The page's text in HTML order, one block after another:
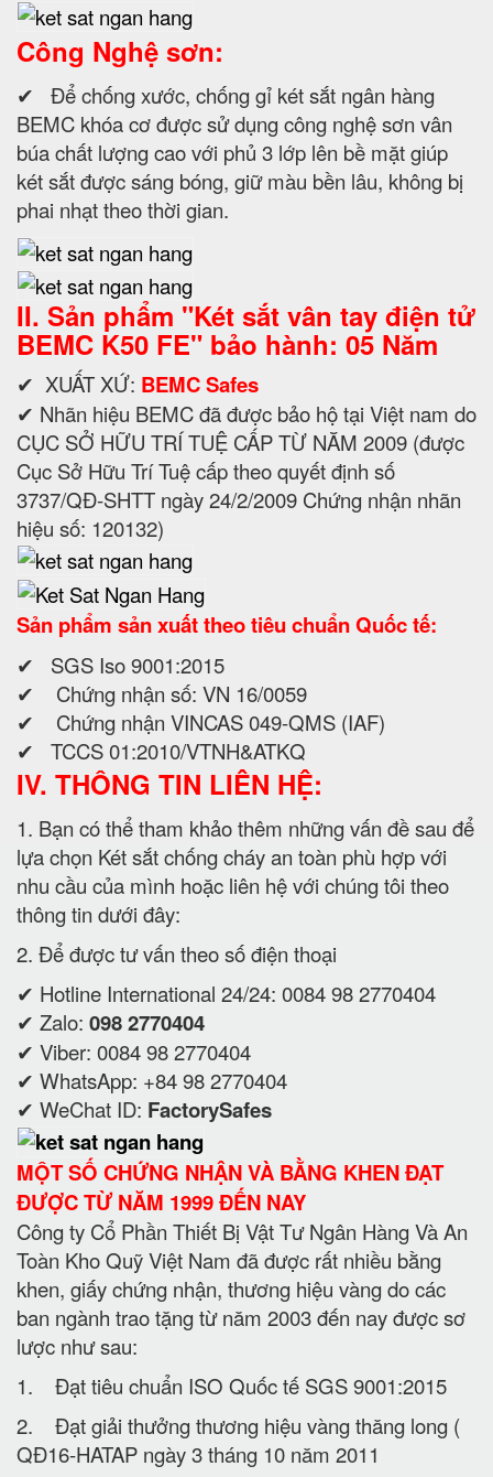
Công Nghệ sơn:
✔ Để chống xước, chống gỉ két sắt ngân hàng
BEMC khóa cơ được sử dụng công nghệ sơn vân
búa chất lượng cao với phủ 3 lớp lên bề mặt giúp
két sắt được sáng bóng, giữ màu bền lâu, không bị
phai nhạt theo thời gian.
II. Sản phẩm "Két sắt vân tay điện tử
BEMC K50 FE" bảo hành: 05 Năm
✔ XUẤT XỨ: BEMC Safes
✔ Nhãn hiệu BEMC đã được bảo hộ tại Việt nam do
CỤC SỞ HỮU TRÍ TUỆ CẤP TỪ NĂM 2009 (được
Cục Sở Hữu Trí Tuệ cấp theo quyết định số
3737/QĐ-SHTT ngày 24/2/2009 Chứng nhận nhãn
hiệu số: 120132)
Sản phẩm sản xuất theo tiêu chuẩn Quốc tế:
✔ SGS Iso 9001:2015
✔ Chứng nhận số: VN 16/0059
✔ Chứng nhận VINCAS 049-QMS (IAF)
✔ TCCS 01:2010/VTNH&ATKQ
IV. THÔNG TIN LIÊN HỆ:
1. Bạn có thể tham khảo thêm những vấn đề sau để
lựa chọn Két sắt chống cháy an toàn phù hợp với
nhu cầu của mình hoặc liên hệ với chúng tôi theo
thông tin dưới đây:
2. Để được tư vấn theo số điện thoại
✔ Hotline International 24/24: 0084 98 2770404
✔ Zalo: 098 2770404
✔ Viber: 0084 98 2770404
✔ WhatsApp: +84 98 2770404
✔ WeChat ID: FactorySafes
MỘT SỐ CHỨNG NHẬN VÀ BẰNG KHEN ĐẠT
ĐƯỢC TỪ NĂM 1999 ĐẾN NAY
Công ty Cổ Phần Thiết Bị Vật Tư Ngân Hàng Và An
Toàn Kho Quỹ Việt Nam đã được rất nhiều bằng
khen, giấy chứng nhận, thương hiệu vàng do các
ban ngành trao tặng từ năm 2003 đến nay được sơ
lược như sau:
1. Đạt tiêu chuẩn ISO Quốc tế SGS 9001:2015
2. Đạt giải thưởng thương hiệu vàng thăng long (
QĐ16-HATAP ngày 3 tháng 10 năm 2011